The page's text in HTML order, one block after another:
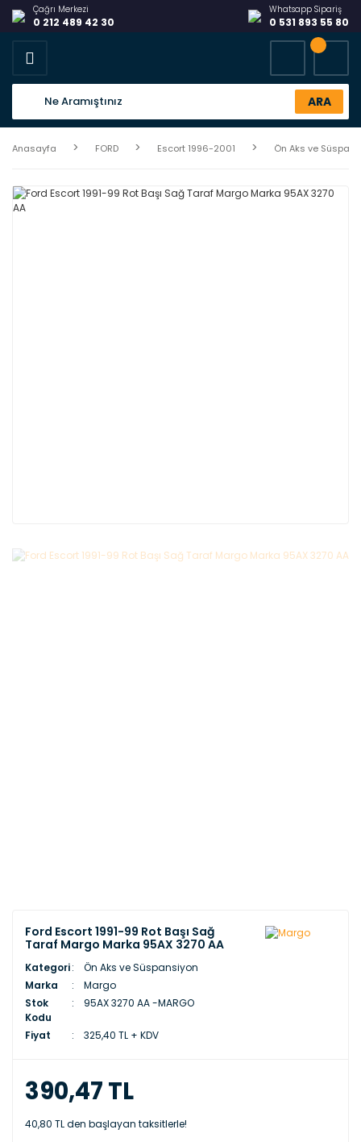
Çağrı Merkezi
0 212 489 42 30
Whatsapp Sipariş
0 531 893 55 80
ARA
Anasayfa FORD Escort 1996-2001 Ön Aks ve
Ford Escort 1991-99 Rot Başı Sağ
Taraf Margo Marka 95AX 3270 AA
Kategori
Ön Aks ve Süspansiyon
Marka
Margo
Stok
Kodu
95AX 3270 AA -MARGO
Fiyat 325,40 TL + KDV
390,47 TL
40,80 TL den başlayan taksitlerle!